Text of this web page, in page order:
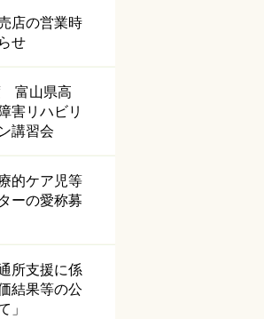
店の営業時
せ
富山県高
害リハビリ
講習会
的ケア児等
ーの愛称募
所支援に係
結果等の公
」